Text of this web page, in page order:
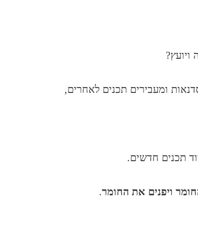
ומעבירים תכנים לאחרים,
תכנים חדשים.
ויפנים את החומר.